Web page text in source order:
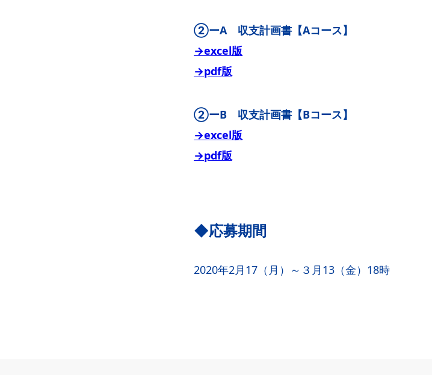
②ーA 収支計画書【Aコース】
→excel版
→pdf版
②ーB 収支計画書【Bコース】
→excel版
→pdf版
◆応募期間
2020年2月17（月）～３月13（金）18時